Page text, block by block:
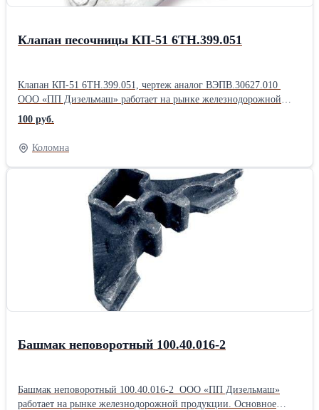
Клапан песочницы КП-51 6ТН.399.051
Клапан КП-51 6ТН.399.051, чертеж аналог ВЭПВ.30627.010
ООО «ПП Дизельмаш» работает на рынке железнодорожной
продукции. Основное направление фирмы – комплексная
поставка железнодорожного оборудования, а также капитальный
ремонт маневровых тепловозов серии ТГМ, ТЭМ. ООО «ПП
Дизельмаш» имеет возможность проводить ремонт тепловозов и
дизелей в заводских условиях, а также силами выездной
бригады по месту приписки тепловоза.
100 руб.
Коломна
Башмак неповоротный 100.40.016-2
Башмак неповоротный 100.40.016-2 ООО «ПП Дизельмаш»
работает на рынке железнодорожной продукции. Основное